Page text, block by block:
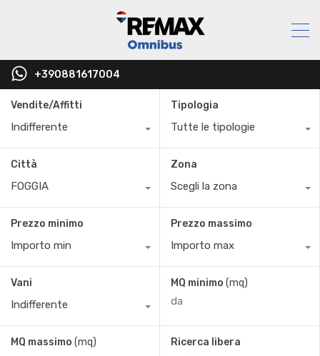
+390881617004
Vendite/Affitti
Indifferente
Tipologia
Tutte le tipologie
Città
FOGGIA
Zona
Scegli la zona
Prezzo minimo
Importo min
Prezzo massimo
Importo max
Vani
Indifferente
MQ minimo (mq)
MQ massimo (mq) Ricerca libera